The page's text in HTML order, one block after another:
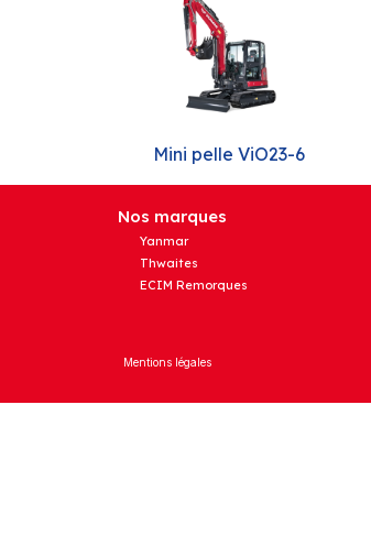
Mini pelle ViO23-6
Nos marques
Yanmar
Thwaites
ECIM Remorques
Mentions légales